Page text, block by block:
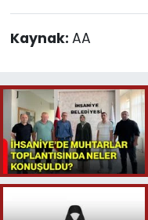
Kaynak: AA